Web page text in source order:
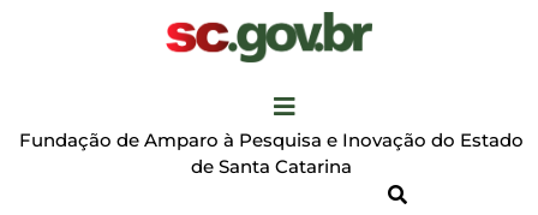
Fundação de Amparo à Pesquisa e Inovação do Estado
de Santa Catarina